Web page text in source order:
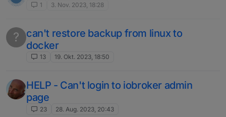
1 3. Nov. 2023, 18:28
?
can't restore backup from linux to
docker
13 19. Okt. 2023, 18:50
HELP - Can't login to iobroker admin
page
23 28. Aug. 2023, 20:43